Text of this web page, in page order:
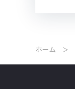
ホーム